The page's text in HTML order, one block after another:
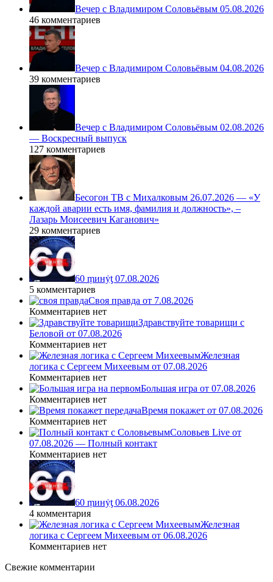
Вечер с Владимиром Соловьёвым 05.08.2026
46 комментариев
Вечер с Владимиром Соловьёвым 04.08.2026
39 комментариев
Вечер с Владимиром Соловьёвым 02.08.2026
— Воскресный выпуск
127 комментариев
Бесогон ТВ с Михалковым 26.07.2026 — «У
каждой аварии есть имя, фамилия и должность», –
Лазарь Моисеевич Каганович»
29 комментариев
60 ṃинẏƫ 07.08.2026
5 комментариев
Своя правда от 7.08.2026
Комментариев нет
Здравствуйте товарищи с
Беловой от 07.08.2026
Комментариев нет
Железная
логика с Сергеем Михеевым от 07.08.2026
Комментариев нет
Большая игра от 07.08.2026
Комментариев нет
Время покажет от 07.08.2026
Комментариев нет
Соловьев Live от
07.08.2026 — Полный контакт
Комментариев нет
60 ṃинẏƫ 06.08.2026
4 комментария
Железная
логика с Сергеем Михеевым от 06.08.2026
Комментариев нет
Свежие комментарии